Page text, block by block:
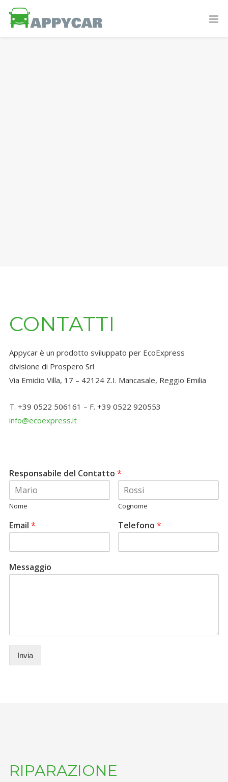
CONTATTI
Appycar è un prodotto sviluppato per EcoExpress
divisione di Prospero Srl
Via Emidio Villa, 17 – 42124 Z.I. Mancasale, Reggio Emilia
T. +39 0522 506161 – F. +39 0522 920553
info@ecoexpress.it
Responsabile del Contatto *
Nome Cognome
Email * Telefono*
Messaggio
Invia
RIPARAZIONE